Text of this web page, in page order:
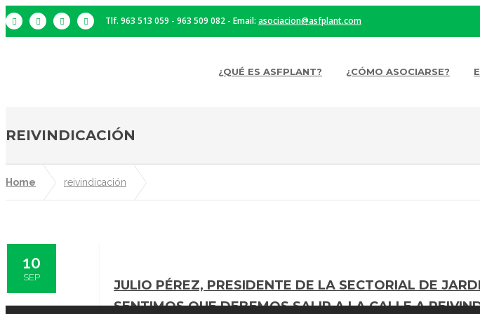
Tlf. 963 513 059 - 963 509 082 - Email: asociacion@asfplant.com
¿QUÉ ES ASFPLANT? ¿CÓMO ASOCIARSE?
REIVINDICACIÓN
Home reivindicación
10
SEP
JULIO PÉREZ, PRESIDENTE DE LA SECTORIAL DE
SENTIMOS QUE DEBEMOS SALIR A LA CALLE A